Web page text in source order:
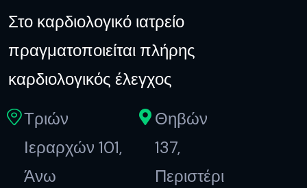
Στο καρδιολογικό ιατρείο
πραγματοποιείται πλήρης
καρδιολογικός έλεγχος
Τριών
Ιεραρχών 101,
Άνω
Θηβών
137,
Περιστέρι